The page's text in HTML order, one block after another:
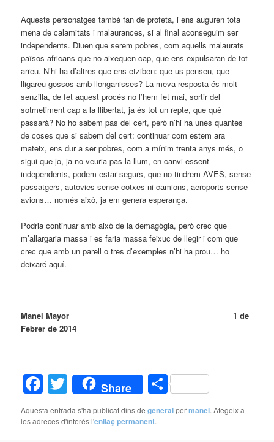
Aquests personatges també fan de profeta, i ens auguren tota
mena de calamitats i malaurances, si al final aconseguim ser
independents. Diuen que serem pobres, com aquells malaurats
països africans que no aixequen cap, que ens expulsaran de tot
arreu. N’hi ha d’altres que ens etziben: que us penseu, que
lligareu gossos amb llonganisses? La meva resposta és molt
senzilla, de fet aquest procés no l’hem fet mai, sortir del
sotmetiment cap a la llibertat, ja és tot un repte, que què
passarà? No ho sabem pas del cert, però n’hi ha unes quantes
de coses que si sabem del cert: continuar com estem ara
mateix, ens dur a ser pobres, com a mínim trenta anys més, o
sigui que jo, ja no veuria pas la llum, en canvi essent
independents, podem estar segurs, que no tindrem AVES, sense
passatgers, autovies sense cotxes ni camions, aeroports sense
avions… només això, ja em genera esperança.
Podria continuar amb això de la demagògia, però crec que
m’allargaria massa i es faria massa feixuc de llegir i com que
crec que amb un parell o tres d’exemples n’hi ha prou… ho
deixaré aquí.
Manel Mayor 1 de
Febrer de 2014
Facebook
Twitter
Share Comparteix
Aquesta entrada s'ha publicat dins degeneralpermanel. Afegeix a
les adreces d'interès l'enllaç permanent.